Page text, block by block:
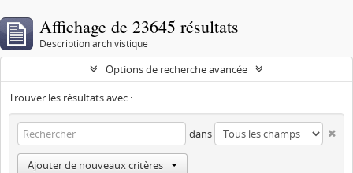
Affichage de 23645 résultats
Description archivistique
Options de recherche avancée
Trouver les résultats avec :
dans
Ajouter de nouveaux critères